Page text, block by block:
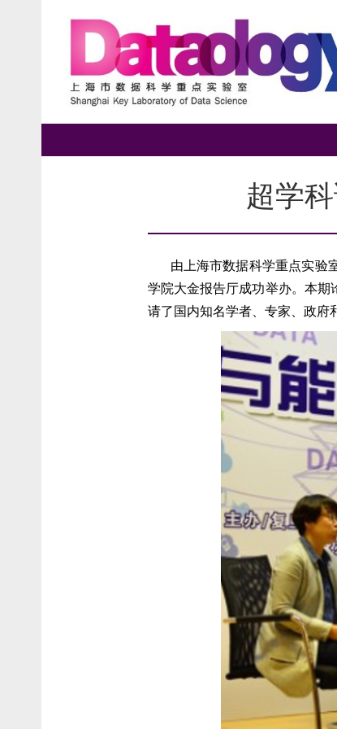
超学
由上海市数据科学重点实验
学院大金报告厅成功举办。本期
请了国内知名学者、专家、政府